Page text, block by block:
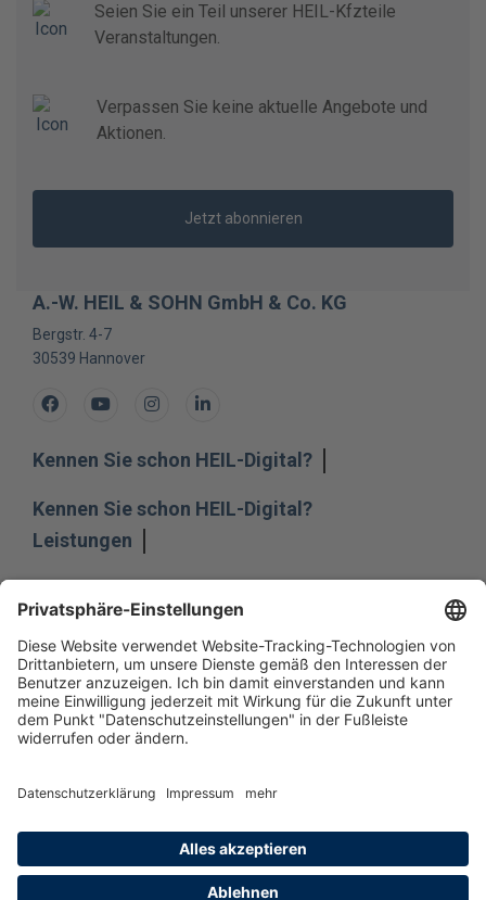
Seien Sie ein Teil unserer HEIL-Kfzteile
Veranstaltungen.
Verpassen Sie keine aktuelle Angebote und
Aktionen.
Jetzt abonnieren
A.-W. HEIL & SOHN GmbH & Co. KG
Bergstr. 4-7
30539 Hannover
FacebookYoutubeInstagramLinkedIn
Kennen Sie schon HEIL-Digital?
Kennen Sie schon HEIL-Digital?
Leistungen
Unternehmen
Unternehmen
Impressum
Datenschutzeinstellungen
Allgemeine Geschäftsbedingungen